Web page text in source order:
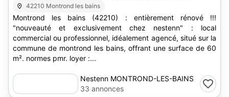
42210 Montrond les bains
Montrond les bains (42210) : entièrement rénové !!!
"nouveauté et exclusivement chez nestenn" : local
commercial ou professionnel, idéalement agencé, situé sur la
commune de montrond les bains, offrant une surface de 60
m². normes pmr. loyer :...
Nestenn MONTROND-LES-BAINS
33 annonces